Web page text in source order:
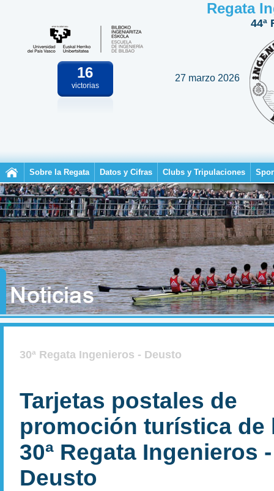
16
victorias
Regata
44ª
27 marzo 2026
Sobre la Regata Datos y Cifras Clubs y Tripulaciones
30ª Regata Ingenieros - Deusto
Tarjetas postales de
promoción turística de
30ª Regata Ingenieros -
Deusto